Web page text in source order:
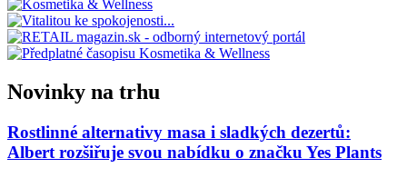
Novinky na trhu
Rostlinné alternativy masa i sladkých dezertů:
Albert rozšiřuje svou nabídku o značku Yes Plants